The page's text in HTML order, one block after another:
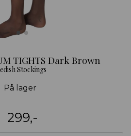
TIGHTS Dark Brown
Stockings
På lager
299,-